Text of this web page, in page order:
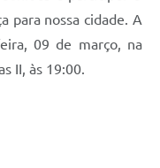
para nossa cidade. A
09 de março, na
II, às 19:00.